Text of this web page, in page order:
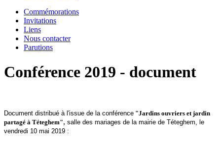
Commémorations
Invitations
Liens
Nous contacter
Parutions
Conférence 2019 - document
Document distribué à l'issue de la conférence "Jardins ouvriers et jardin
partagé à Téteghem", salle des mariages de la mairie de Téteghem, le
vendredi 10 mai 2019 :